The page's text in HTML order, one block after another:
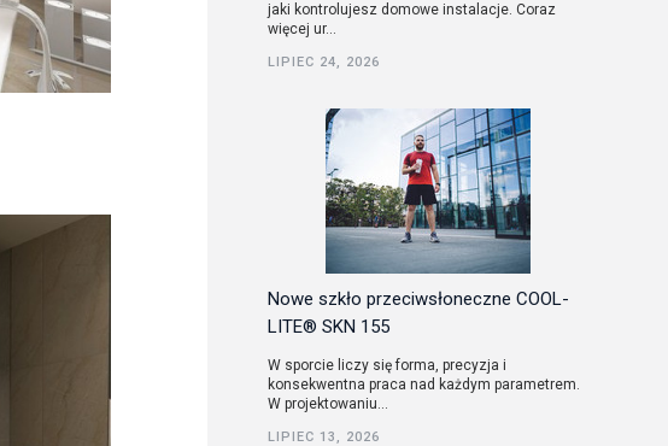
jaki kontrolujesz domowe instalacje. Coraz
więcej ur...
LIPIEC 24, 2026
Nowe szkło przeciwsłoneczne COOL-
LITE® SKN 155
W sporcie liczy się forma, precyzja i
konsekwentna praca nad każdym parametrem.
W projektowaniu...
LIPIEC 13, 2026